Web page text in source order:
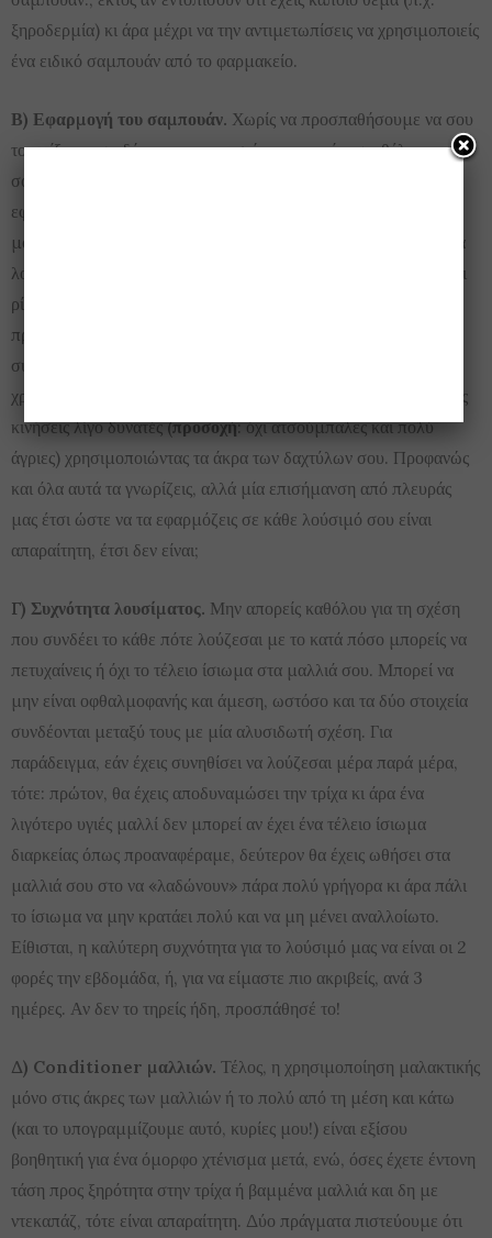
ξηροδερμία) κι άρα μέχρι να την αντιμετωπίσεις να χρησιμοποιείς
ένα ειδικό σαμπουάν από το φαρμακείο.
Β) Εφαρμογή του σαμπουάν. Χωρίς να προσπαθήσουμε να σου
το παίξουμε «ειδήμονες της επιστήμης της τρίχας», θέλουμε να
σου επισημάνουμε την τεράστια σημασία που έχει η ορθή
εφαρμογή του κατάλληλου σαμπουάν. Το σαμπουάν δεν είναι
μόνο για να λούζεις τις τρίχες σου· το βασικότερο που πρέπει να
λούζεις και να καθαρίζεις είναι το κρανίο, εκεί που βρίσκονται οι
ρίζες τις τρίχας σου, διότι αυτό είναι που γεννά τη λιπαρότητα
προκειμένου να προστατεύει την τρίχα, αυτό είναι που
συσσωρεύει ρύπους κ.λπ. Επομένως, είναι και αυτό που
χρειάζεται το καλό λούσιμο, το οποίο επιτυγχάνεται με κυκλικές
κινήσεις λίγο δυνατές (προσοχή: όχι ατσούμπαλες και πολύ
άγριες) χρησιμοποιώντας τα άκρα των δαχτύλων σου. Προφανώς
και όλα αυτά τα γνωρίζεις, αλλά μία επισήμανση από πλευράς
μας έτσι ώστε να τα εφαρμόζεις σε κάθε λούσιμό σου είναι
απαραίτητη, έτσι δεν είναι;
Γ) Συχνότητα λουσίματος. Μην απορείς καθόλου για τη σχέση
που συνδέει το κάθε πότε λούζεσαι με το κατά πόσο μπορείς να
πετυχαίνεις ή όχι το τέλειο ίσιωμα στα μαλλιά σου. Μπορεί να
μην είναι οφθαλμοφανής και άμεση, ωστόσο και τα δύο στοιχεία
συνδέονται μεταξύ τους με μία αλυσιδωτή σχέση. Για
παράδειγμα, εάν έχεις συνηθίσει να λούζεσαι μέρα παρά μέρα,
τότε: πρώτον, θα έχεις αποδυναμώσει την τρίχα κι άρα ένα
λιγότερο υγιές μαλλί δεν μπορεί αν έχει ένα τέλειο ίσιωμα
διαρκείας όπως προαναφέραμε, δεύτερον θα έχεις ωθήσει στα
μαλλιά σου στο να «λαδώνουν» πάρα πολύ γρήγορα κι άρα πάλι
το ίσιωμα να μην κρατάει πολύ και να μη μένει αναλλοίωτο.
Είθισται, η καλύτερη συχνότητα για το λούσιμό μας να είναι οι 2
φορές την εβδομάδα, ή, για να είμαστε πιο ακριβείς, ανά 3
ημέρες. Αν δεν το τηρείς ήδη, προσπάθησέ το!
Δ) Conditioner μαλλιών. Τέλος, η χρησιμοποίηση μαλακτικής
μόνο στις άκρες των μαλλιών ή το πολύ από τη μέση και κάτω
(και το υπογραμμίζουμε αυτό, κυρίες μου!) είναι εξίσου
βοηθητική για ένα όμορφο χτένισμα μετά, ενώ, όσες έχετε έντονη
τάση προς ξηρότητα στην τρίχα ή βαμμένα μαλλιά και δη με
ντεκαπάζ, τότε είναι απαραίτητη. Δύο πράγματα πιστεύουμε ότι